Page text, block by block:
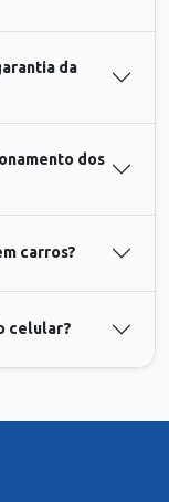
da
dos
carros?
celular?